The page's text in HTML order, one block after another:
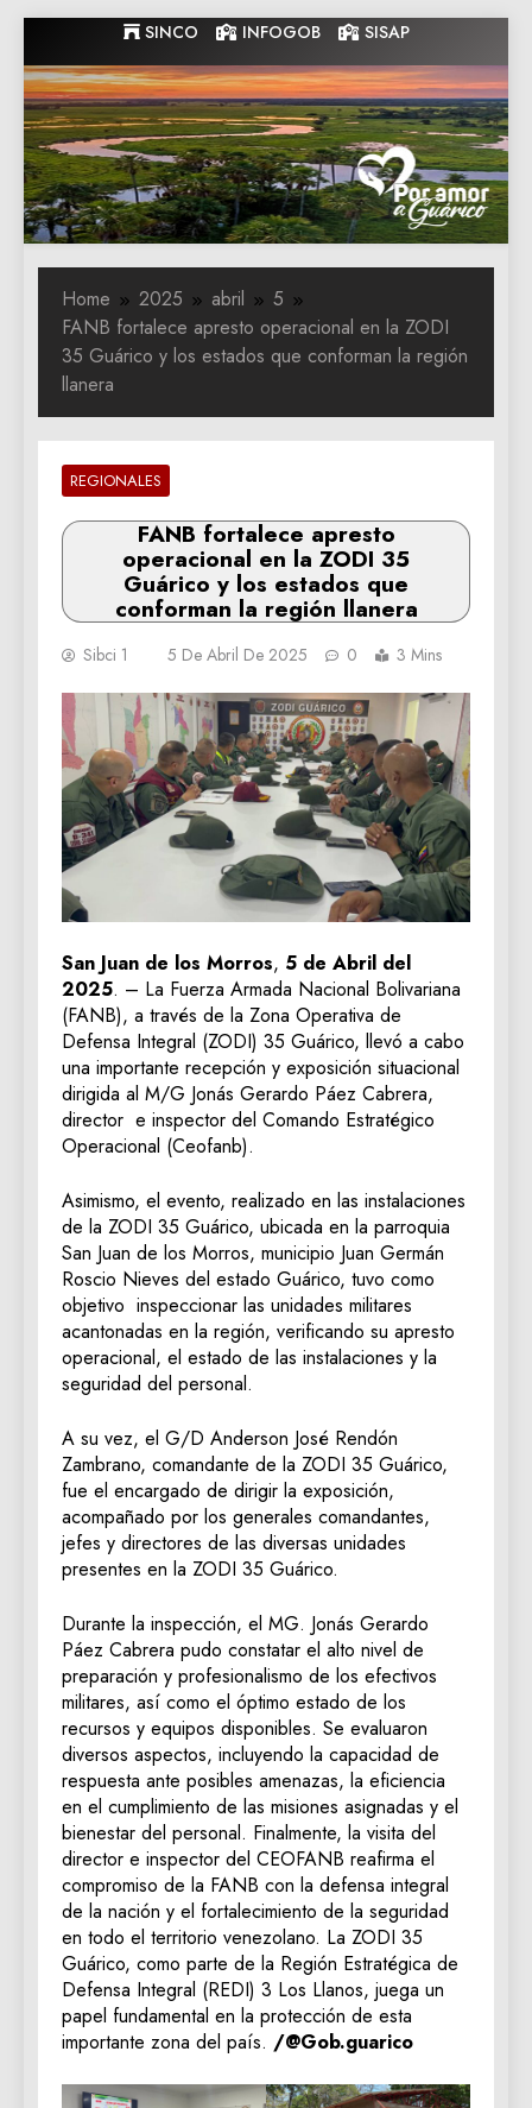
to
content
SINCO INFOGOB SISAP
Gobernacion
de Guarico
Gobernacion de Guarico
Home 2025 abril
5
FANB fortalece apresto operacional en la ZODI
35 Guárico y los estados que conforman la región
llanera
REGIONALES
FANB fortalece apresto
operacional en la ZODI 35
Guárico y los estados que
conforman la región llanera
Sibci 1 5 De Abril De 2025 0 3 Mins
San Juan de los Morros, 5 de Abril del
2025. – La Fuerza Armada Nacional Bolivariana
(FANB), a través de la Zona Operativa de
Defensa Integral (ZODI) 35 Guárico, llevó a cabo
una importante recepción y exposición situacional
dirigida al M/G Jonás Gerardo Páez Cabrera,
director e inspector del Comando Estratégico
Operacional (Ceofanb).
Asimismo, el evento, realizado en las instalaciones
de la ZODI 35 Guárico, ubicada en la parroquia
San Juan de los Morros, municipio Juan Germán
Roscio Nieves del estado Guárico, tuvo como
objetivo inspeccionar las unidades militares
acantonadas en la región, verificando su apresto
operacional, el estado de las instalaciones y la
seguridad del personal.
A su vez, el G/D Anderson José Rendón
Zambrano, comandante de la ZODI 35 Guárico,
fue el encargado de dirigir la exposición,
acompañado por los generales comandantes,
jefes y directores de las diversas unidades
presentes en la ZODI 35 Guárico.
Durante la inspección, el MG. Jonás Gerardo
Páez Cabrera pudo constatar el alto nivel de
preparación y profesionalismo de los efectivos
militares, así como el óptimo estado de los
recursos y equipos disponibles. Se evaluaron
diversos aspectos, incluyendo la capacidad de
respuesta ante posibles amenazas, la eficiencia
en el cumplimiento de las misiones asignadas y el
bienestar del personal. Finalmente, la visita del
director e inspector del CEOFANB reafirma el
compromiso de la FANB con la defensa integral
de la nación y el fortalecimiento de la seguridad
en todo el territorio venezolano. La ZODI 35
Guárico, como parte de la Región Estratégica de
Defensa Integral (REDI) 3 Los Llanos, juega un
papel fundamental en la protección de esta
importante zona del país. /@Gob.guarico